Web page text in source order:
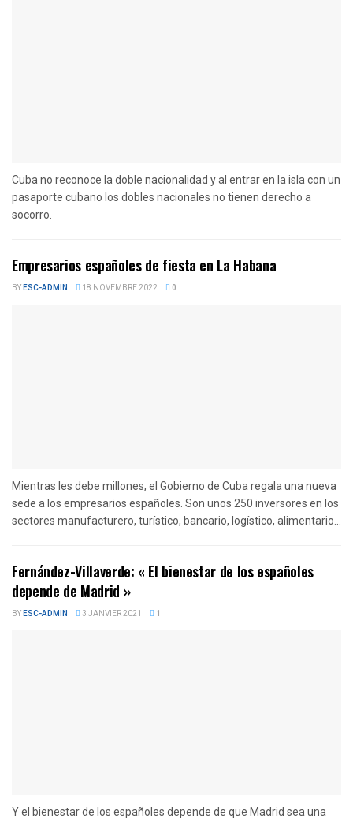
Cuba no reconoce la doble nacionalidad y al entrar en la isla con un
pasaporte cubano los dobles nacionales no tienen derecho a
socorro.
Empresarios españoles de fiesta en La Habana
BYESC-ADMIN 18 NOVEMBRE 2022 0
Mientras les debe millones, el Gobierno de Cuba regala una nueva
sede a los empresarios españoles. Son unos 250 inversores en los
sectores manufacturero, turístico, bancario, logístico, alimentario...
Fernández-Villaverde: « El bienestar de los españoles
depende de Madrid »
BYESC-ADMIN 3 JANVIER 2021 1
Y el bienestar de los españoles depende de que Madrid sea una